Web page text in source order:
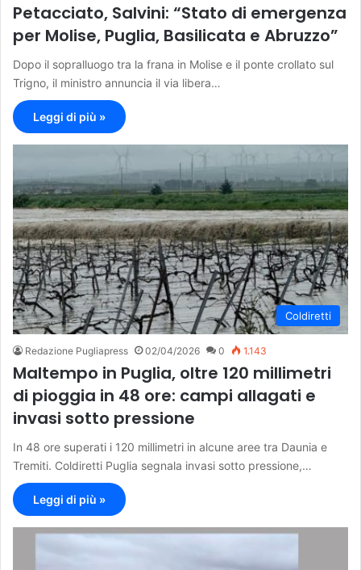
Petacciato, Salvini: “Stato di emergenza
per Molise, Puglia, Basilicata e Abruzzo”
Dopo il sopralluogo tra la frana in Molise e il ponte crollato sul
Trigno, il ministro annuncia il via libera…
Leggi di più »
Coldiretti
Redazione Pugliapress 02/04/2026 0 1.143
Maltempo in Puglia, oltre 120 millimetri
di pioggia in 48 ore: campi allagati e
invasi sotto pressione
In 48 ore superati i 120 millimetri in alcune aree tra Daunia e
Tremiti. Coldiretti Puglia segnala invasi sotto pressione,…
Leggi di più »